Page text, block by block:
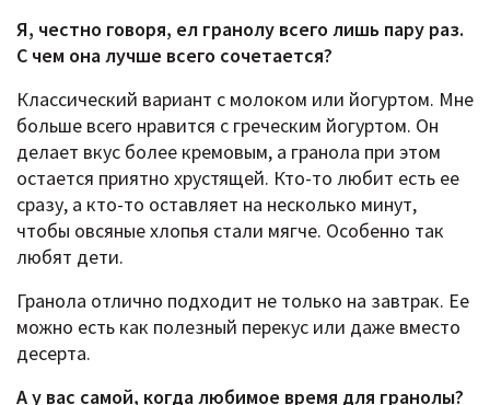
Я, честно говоря, ел гранолу всего лишь пару раз.
С чем она лучше всего сочетается?
Классический вариант с молоком или йогуртом. Мне
больше всего нравится с греческим йогуртом. Он
делает вкус более кремовым, а гранола при этом
остается приятно хрустящей. Кто-то любит есть ее
сразу, а кто-то оставляет на несколько минут,
чтобы овсяные хлопья стали мягче. Особенно так
любят дети.
Гранола отлично подходит не только на завтрак. Ее
можно есть как полезный перекус или даже вместо
десерта.
А у вас самой, когда любимое время для гранолы?